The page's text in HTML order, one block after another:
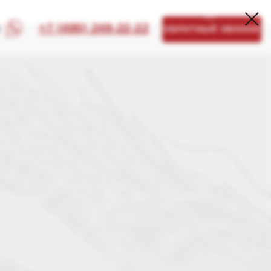
+7 (495) 249-22-22 ОБРАТНЫЙ ЗВОНОК